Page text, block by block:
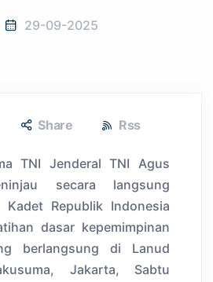
29-09-2025
Share Rss
TNI Jenderal TNI Agus
secara langsung
Kadet Republik Indonesia
dasar kepemimpinan
berlangsung di Lanud
Jakarta, Sabtu